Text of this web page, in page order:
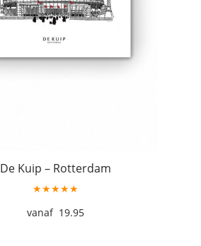
De Kuip – Rotterdam
★★★★★
19.95